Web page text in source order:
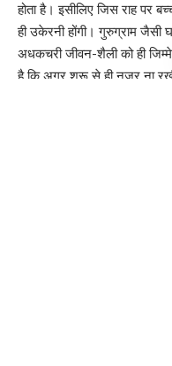
होता है। इसीलिए जिस राह पर
ही उकेरनी होंगी। गुरुग्राम
अधकचरी जीवन-शैली को ही
है कि अगर शुरू से ही नजर ना